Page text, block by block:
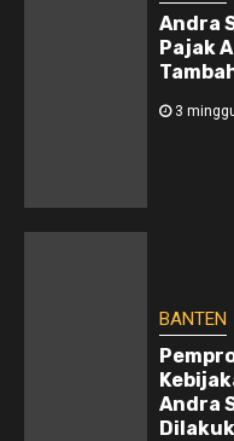
Andra
Pajak
3
BANTEN
Andra